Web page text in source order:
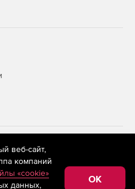
применяются
(информационные технологии
основе сбора,
относящихся к
«Интернет»,
веб-сайт,
компаний
«cookie»
данных,
OK